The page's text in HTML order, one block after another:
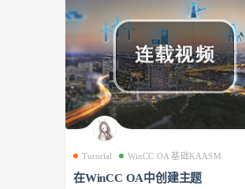
Tutorial WinCC OA 基础KAASM
在WinCC OA中创建主题